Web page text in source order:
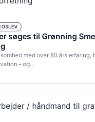
søges til Grønning
med over 80 års erfaring,
– og…